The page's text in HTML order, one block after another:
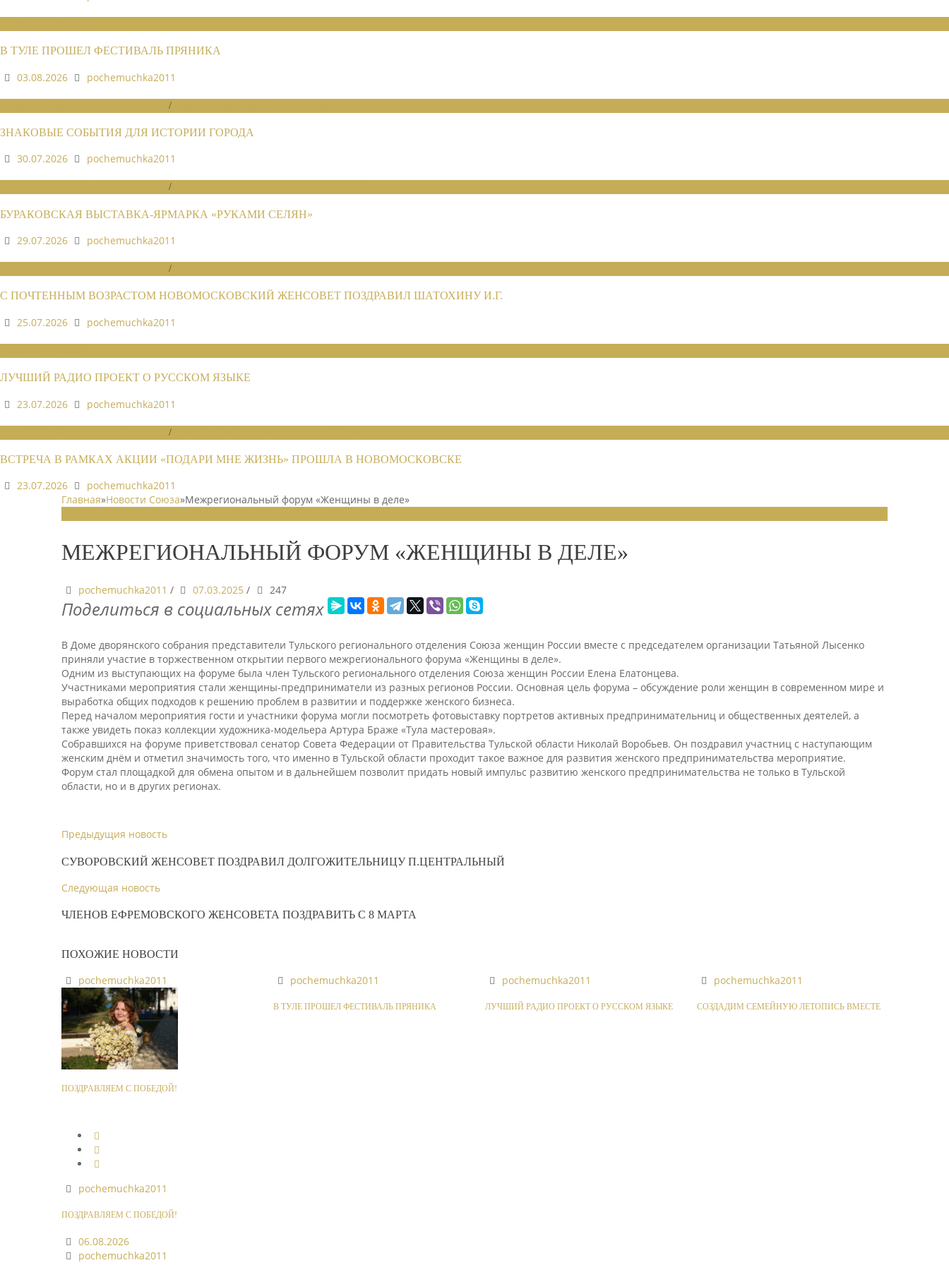
В ТУЛЕ ПРОШЕЛ ФЕСТИВАЛЬ ПРЯНИКА
03.08.2026
pochemuchka2011
/
ЗНАКОВЫЕ СОБЫТИЯ ДЛЯ ИСТОРИИ ГОРОДА
30.07.2026
pochemuchka2011
/
БУРАКОВСКАЯ ВЫСТАВКА-ЯРМАРКА «РУКАМИ СЕЛЯН»
29.07.2026
pochemuchka2011
/
С ПОЧТЕННЫМ ВОЗРАСТОМ НОВОМОСКОВСКИЙ ЖЕНСОВЕТ ПОЗДРАВИЛ ШАТОХИНУ И.Г.
25.07.2026
pochemuchka2011
ЛУЧШИЙ РАДИО ПРОЕКТ О РУССКОМ ЯЗЫКЕ
23.07.2026
pochemuchka2011
/
ВСТРЕЧА В РАМКАХ АКЦИИ «ПОДАРИ МНЕ ЖИЗНЬ» ПРОШЛА В НОВОМОСКОВСКЕ
23.07.2026
pochemuchka2011
Главная»Новости Союза»Межрегиональный форум «Женщины в деле»
МЕЖРЕГИОНАЛЬНЫЙ ФОРУМ «ЖЕНЩИНЫ В ДЕЛЕ»
pochemuchka2011 / 07.03.2025 / 247
Поделиться в социальных сетях
В Доме дворянского собрания представители Тульского регионального отделения Союза женщин России вместе с председателем организации Татьяной Лысенко
приняли участие в торжественном открытии первого межрегионального форума «Женщины в деле».
Одним из выступающих на форуме была член Тульского регионального отделения Союза женщин России Елена Елатонцева.
Участниками мероприятия стали женщины-предприниматели из разных регионов России. Основная цель форума – обсуждение роли женщин в современном мире и
выработка общих подходов к решению проблем в развитии и поддержке женского бизнеса.
Перед началом мероприятия гости и участники форума могли посмотреть фотовыставку портретов активных предпринимательниц и общественных деятелей, а
также увидеть показ коллекции художника-модельера Артура Браже «Тула мастеровая».
Собравшихся на форуме приветствовал сенатор Совета Федерации от Правительства Тульской области Николай Воробьев. Он поздравил участниц с наступающим
женским днём и отметил значимость того, что именно в Тульской области проходит такое важное для развития женского предпринимательства мероприятие.
Форум стал площадкой для обмена опытом и в дальнейшем позволит придать новый импульс развитию женского предпринимательства не только в Тульской
области, но и в других регионах.
Предыдущия новость
СУВОРОВСКИЙ ЖЕНСОВЕТ ПОЗДРАВИЛ ДОЛГОЖИТЕЛЬНИЦУ П.ЦЕНТРАЛЬНЫЙ
Следующая новость
ЧЛЕНОВ ЕФРЕМОВСКОГО ЖЕНСОВЕТА ПОЗДРАВИТЬ С 8 МАРТА
ПОХОЖИЕ НОВОСТИ
pochemuchka2011
ПОЗДРАВЛЯЕМ С ПОБЕДОЙ!
pochemuchka2011
В ТУЛЕ ПРОШЕЛ ФЕСТИВАЛЬ ПРЯНИКА
pochemuchka2011
ЛУЧШИЙ РАДИО ПРОЕКТ О РУССКОМ ЯЗЫКЕ
pochemuchka2011
СОЗДАДИМ СЕМЕЙНУЮ ЛЕТОПИСЬ ВМЕСТЕ
pochemuchka2011
ПОЗДРАВЛЯЕМ С ПОБЕДОЙ!
06.08.2026
pochemuchka2011